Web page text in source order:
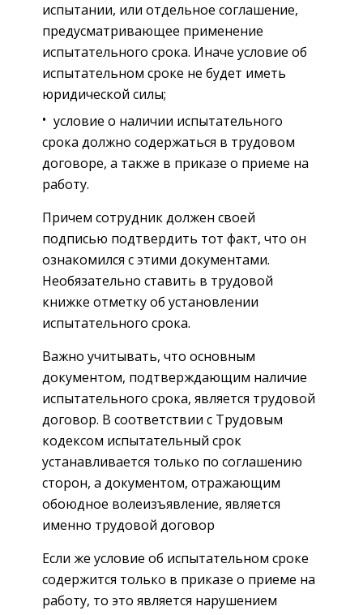
испытании, или отдельное соглашение,
предусматривающее применение
испытательного срока. Иначе условие об
испытательном сроке не будет иметь
юридической силы;
условие о наличии испытательного
срока должно содержаться в трудовом
договоре, а также в приказе о приеме на
работу.
Причем сотрудник должен своей
подписью подтвердить тот факт, что он
ознакомился с этими документами.
Необязательно ставить в трудовой
книжке отметку об установлении
испытательного срока.
Важно учитывать, что основным
документом, подтверждающим наличие
испытательного срока, является трудовой
договор. В соответствии с Трудовым
кодексом испытательный срок
устанавливается только по соглашению
сторон, а документом, отражающим
обоюдное волеизъявление, является
именно трудовой договор
Если же условие об испытательном сроке
содержится только в приказе о приеме на
работу, то это является нарушением